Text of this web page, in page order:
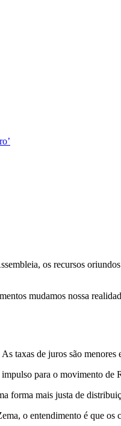
os recursos
mudamos nossa
As taxas de juros são menores
para o movimento de
forma mais justa de
o entendimento é que